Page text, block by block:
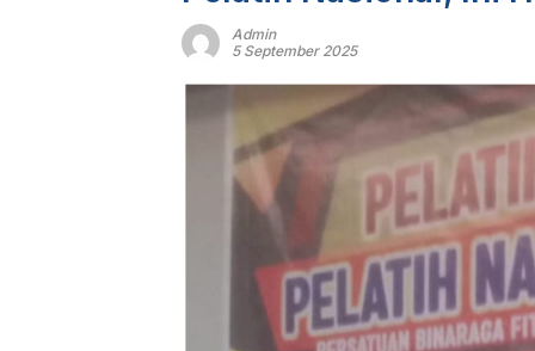
Admin
5 September 2025